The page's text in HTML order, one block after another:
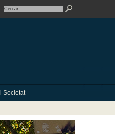
Societat